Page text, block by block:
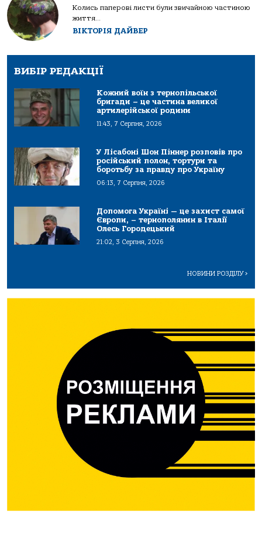
Колись паперові листи були звичайною частиною
життя...
ВІКТОРІЯ ДАЙВЕР
ВИБІР РЕДАКЦІЇ
Кожний воїн з тернопільської
бригади – це частина великої
артилерійської родини
11:43, 7 Серпня, 2026
У Лісабоні Шон Піннер розповів про
російський полон, тортури та
боротьбу за правду про Україну
06:13, 7 Серпня, 2026
Допомога Україні — це захист самої
Європи, – тернополянин в Італії
Олесь Городецький
21:02, 3 Серпня, 2026
НОВИНИ РОЗДІЛУ>